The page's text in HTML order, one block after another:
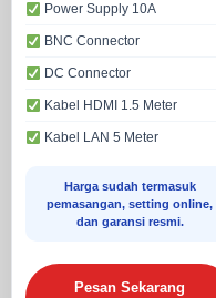
Power Supply 10A
BNC Connector
DC Connector
Kabel HDMI 1.5 Meter
Kabel LAN 5 Meter
Harga sudah termasuk
pemasangan, setting online,
dan garansi resmi.
Pesan Sekarang